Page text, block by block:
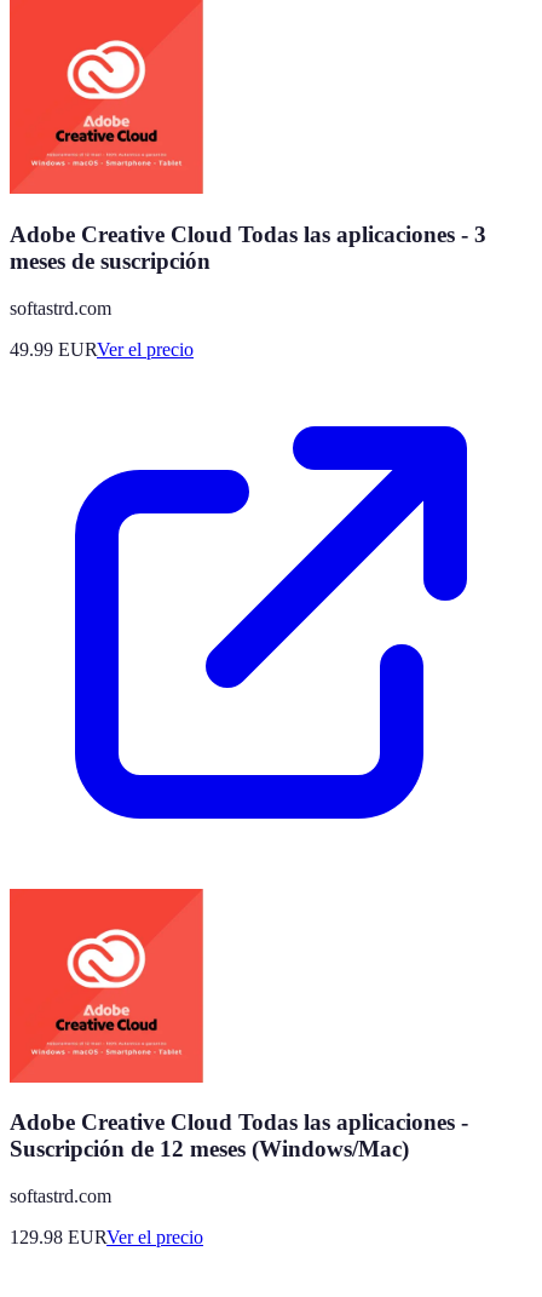
Adobe Creative Cloud Todas las aplicaciones - 3
meses de suscripción
softastrd.com
49.99 EURVer el precio
Adobe Creative Cloud Todas las aplicaciones -
Suscripción de 12 meses (Windows/Mac)
softastrd.com
129.98 EURVer el precio